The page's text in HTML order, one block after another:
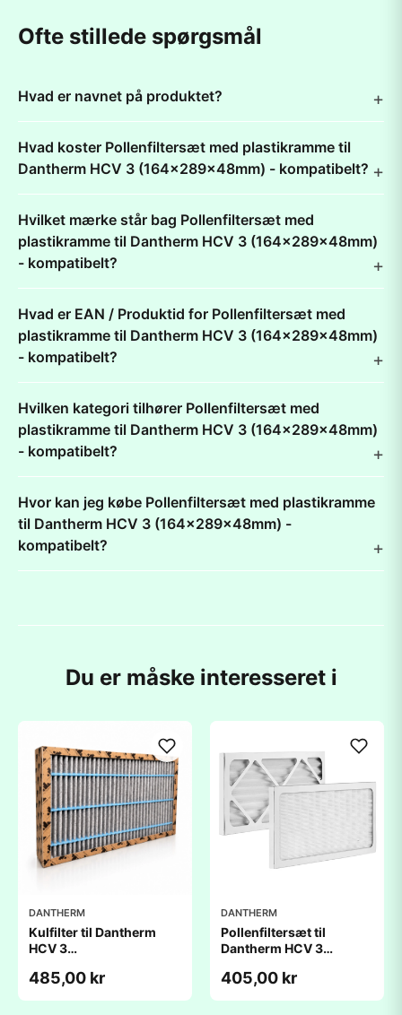
Ofte stillede spørgsmål
Hvad er navnet på produktet?
Hvad koster Pollenfiltersæt med plastikramme til
Dantherm HCV 3 (164x289x48mm) - kompatibelt?
Hvilket mærke står bag Pollenfiltersæt med
plastikramme til Dantherm HCV 3 (164x289x48mm)
- kompatibelt?
Hvad er EAN / Produktid for Pollenfiltersæt med
plastikramme til Dantherm HCV 3 (164x289x48mm)
- kompatibelt?
Hvilken kategori tilhører Pollenfiltersæt med
plastikramme til Dantherm HCV 3 (164x289x48mm)
- kompatibelt?
Hvor kan jeg købe Pollenfiltersæt med plastikramme
til Dantherm HCV 3 (164x289x48mm) -
kompatibelt?
Du er måske interesseret i
DANTHERM
Kulfilter til Dantherm
HCV 3
kompatibelt
485,00 kr
DANTHERM
Pollenfiltersæt til
Dantherm HCV 3
kompatibelt
405,00 kr